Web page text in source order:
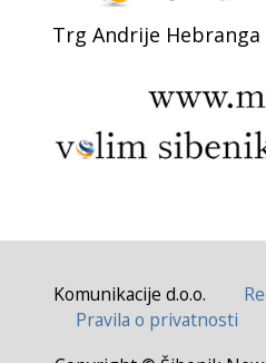
Trg Andrije Hebranga
Komunikacije d.o.o.
Pravila o privatnosti